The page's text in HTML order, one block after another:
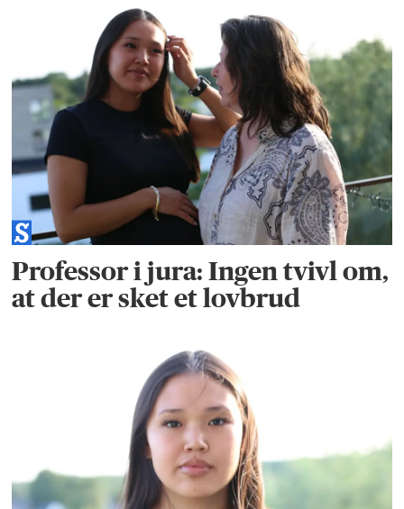
Professor i jura: Ingen tvivl om,
at der er sket et lovbrud